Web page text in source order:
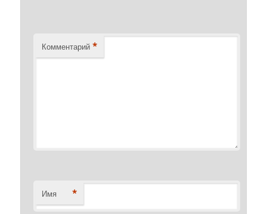
Комментарий *
Имя *